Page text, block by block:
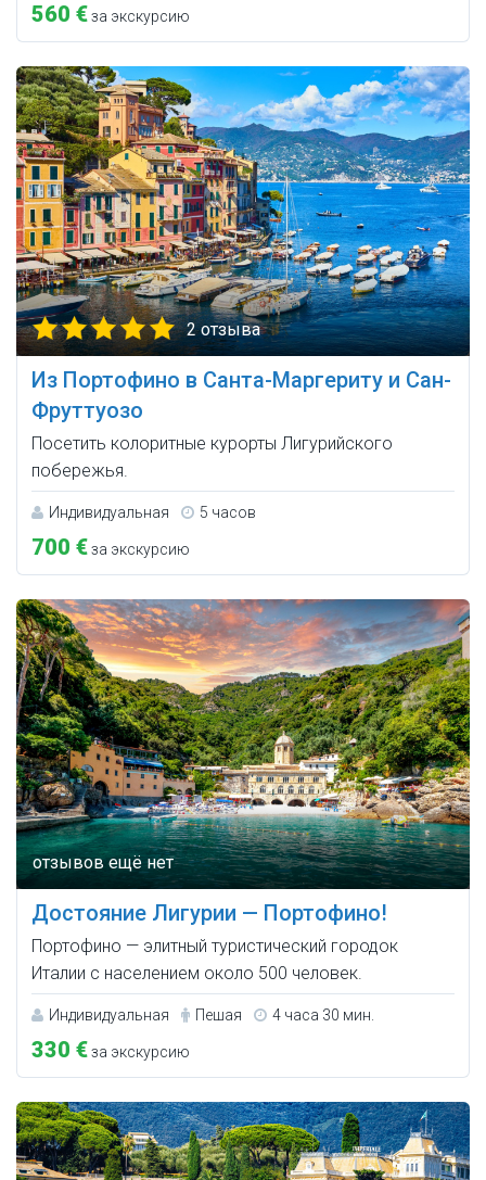
560 €за экскурсию
2 отзыва
Из Портофино в Санта-Маргериту и Сан-
Фруттуозо
Посетить колоритные курорты Лигурийского
побережья.
Индивидуальная 5 часов
700 €за экскурсию
Достояние Лигурии — Портофино!
Портофино — элитный туристический городок
Италии c населением около 500 человек.
Индивидуальная Пешая 4 часа 30 мин.
330 €за экскурсию